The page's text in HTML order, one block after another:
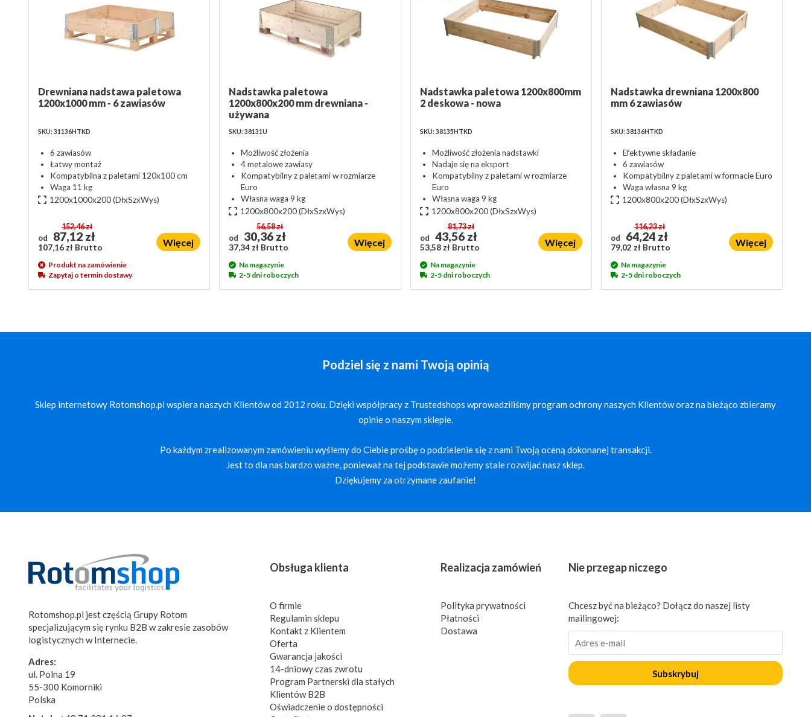
Drewniana nadstawa paletowa
1200x1000 mm - 6 zawiasów
SKU: 31136HTKD
6 zawiasów
Łatwy montaż
Kompatybilna z paletami 120x100 cm
Waga 11 kg
1200x1000x200(DłxSzxWys)
od
152,46 zł
87,12 zł
107,16 zł Brutto Więcej
Produkt na zamówienie
Zapytaj o termin dostawy
Nadstawka paletowa
1200x800x200 mm drewniana -
używana
SKU: 38131U
Możliwość złożenia
4 metalowe zawiasy
Kompatybilny z paletami w rozmiarze
Euro
Własna waga 9 kg
1200x800x200(DłxSzxWys)
od
56,58 zł
30,36 zł
37,34 zł Brutto Więcej
Na magazynie
2-5 dni roboczych
Nadstawka paletowa 1200x800mm
2 deskowa - nowa
SKU: 38135HTKD
Możliwość złożenia nadstawki
Nadaje się na eksport
Kompatybilny z paletami w rozmiarze
Euro
Własna waga 9 kg
1200x800x200(DłxSzxWys)
od
81,73 zł
43,56 zł
53,58 zł Brutto Więcej
Na magazynie
2-5 dni roboczych
Nadstawka drewniana 1200x800
mm 6 zawiasów
SKU: 38136HTKD
Efektywne składanie
6 zawiasów
Kompatybilny z paletami w formacie Euro
Waga własna 9 kg
1200x800x200(DłxSzxWys)
od
116,23 zł
64,24 zł
79,02 zł Brutto Więcej
Na magazynie
2-5 dni roboczych
Podziel się z nami Twoją opinią
Sklep internetowy Rotomshop.pl wspiera naszych Klientów od 2012 roku. Dzięki współpracy z Trustedshops wprowadziliśmy program ochrony naszych Klientów oraz na bieżąco zbieramy
opinie o naszym sklepie.
Po każdym zrealizowanym zamówieniu wyślemy do Ciebie prośbę o podzielenie się z nami Twoją oceną dokonanej transakcji.
Jest to dla nas bardzo ważne, ponieważ na tej podstawie możemy stale rozwijać nasz sklep.
Dziękujemy za otrzymane zaufanie!
Rotomshop.pl jest częścią Grupy Rotom
specjalizującym się rynku B2B w zakresie zasobów
logistycznych w Internecie.
Adres:
ul. Polna 19
55-300 Komorniki
Polska
Obsługa klienta
O firmie
Regulamin sklepu
Kontakt z Klientem
Oferta
Gwarancja jakości
14-dniowy czas zwrotu
Program Partnerski dla stałych
Klientów B2B
Oświadczenie o dostępności
Realizacja zamówień
Polityka prywatności
Płatności
Dostawa
Nie przegap niczego
Chcesz być na bieżąco? Dołącz do naszej listy
mailingowej:
Subskrybuj